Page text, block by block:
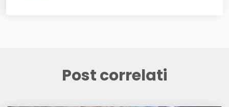
Post correlati